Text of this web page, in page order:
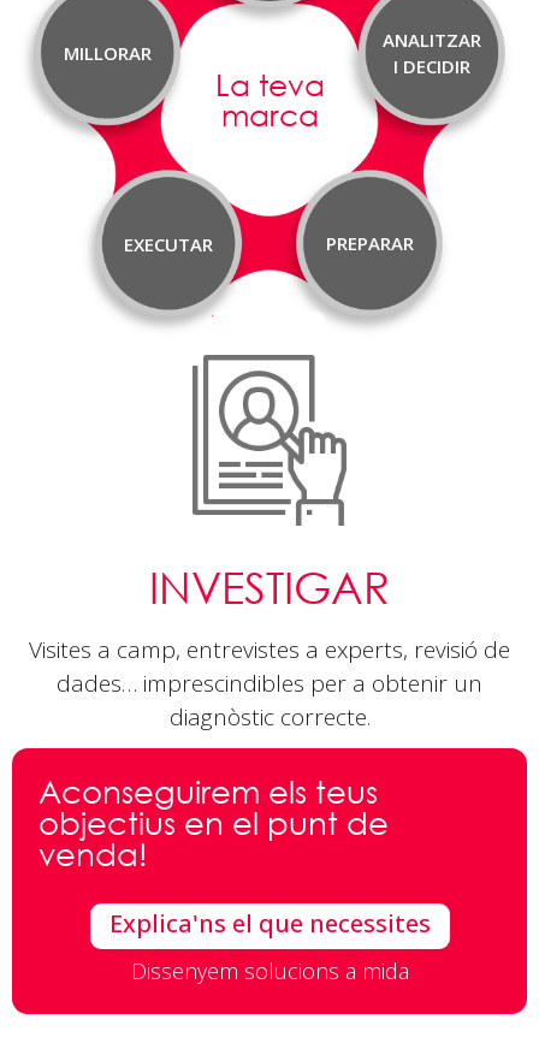
La teva
marca
ANALITZAR
I DECIDIR
PREPARAR
EXECUTAR
MILLORAR
INVESTIGAR
Visites a camp, entrevistes a experts, revisió de
dades… imprescindibles per a obtenir un
diagnòstic correcte.
Aconseguirem els teus
objectius en el punt de
venda!
Explica'ns el que necessites
Dissenyem solucions a mida